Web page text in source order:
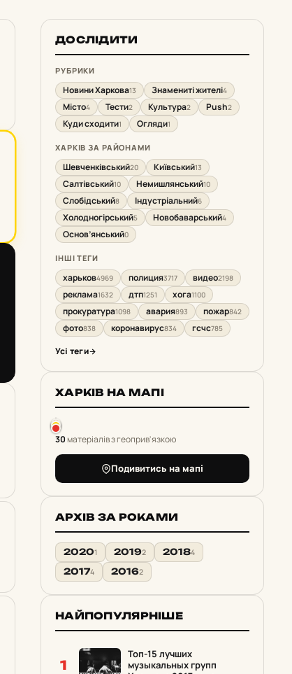
ДОСЛІДИТИ
РУБРИКИ
Новини Харкова13 Знамениті жителі4
Місто4 Тести2 Культура2 Push2
Куди сходити1 Огляди1
ХАРКІВ ЗА РАЙОНАМИ
Шевченківський20 Київський13
Салтівський10 Немишлянський10
Слобідський8 Індустріальний6
Холодногірський5 Новобаварський4
Основ’янський0
ІНШІ ТЕГИ
харьков4969 полиция3717 видео2198
реклама1632 дтп1251 хога1100
прокуратура1098 авария893 пожар842
фото838 коронавирус834 гсчс785
Усі теги
ХАРКІВ НА МАПІ
30матеріалів з геоприв'язкою
Подивитись на мапі
АРХІВ ЗА РОКАМИ
20201 20192 20184
20174 20162
НАЙПОПУЛЯРНІШЕ
1
Топ-15 лучших
музыкальных групп